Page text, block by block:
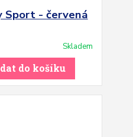
Sport - červená
Skladem
do košíku